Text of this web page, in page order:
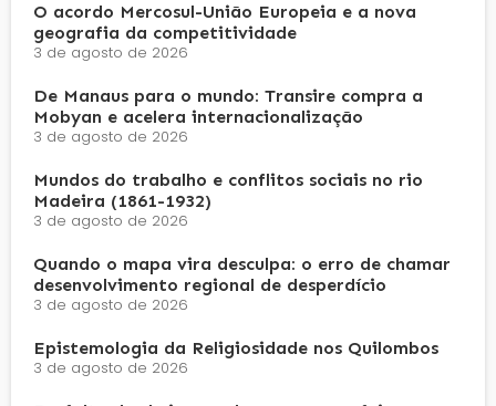
O acordo Mercosul-União Europeia e a nova
geografia da competitividade
3 de agosto de 2026
De Manaus para o mundo: Transire compra a
Mobyan e acelera internacionalização
3 de agosto de 2026
Mundos do trabalho e conflitos sociais no rio
Madeira (1861-1932)
3 de agosto de 2026
Quando o mapa vira desculpa: o erro de chamar
desenvolvimento regional de desperdício
3 de agosto de 2026
Epistemologia da Religiosidade nos Quilombos
3 de agosto de 2026